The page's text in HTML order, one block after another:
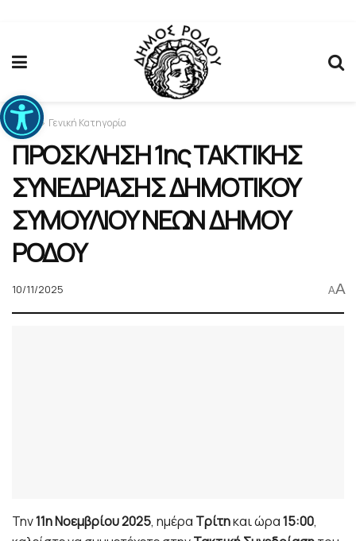
Ανοίξτε τη γραμμή εργαλείων
Home Γενική Κατηγορία
ΠΡΟΣΚΛΗΣΗ 1ης ΤΑΚΤΙΚΗΣ
ΣΥΝΕΔΡΙΑΣΗΣ ΔΗΜΟΤΙΚΟΥ
ΣΥΜΟΥΛΙΟΥ ΝΕΩΝ ΔΗΜΟΥ
ΡΟΔΟΥ
10/11/2025 AA
Την11η Νοεμβρίου 2025, ημέρα Τρίτηκαι ώρα15:00,